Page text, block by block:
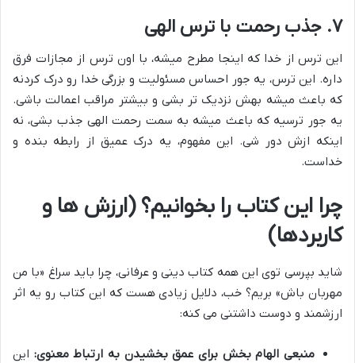
۷. جذب رحمت با ترس الهی
این ترس از خدا که اینجا مطرح میشه، با اون ترس از مجازات فرق
داره. این ترس، یه جور احساس مسئولیت و بزرگی خدا رو درک کردنه
که باعث میشه بهش نزدیک تر بشی و بیشتر مراقب اعمالت باشی.
یه جور ترسیه که باعث میشه به سمت رحمت الهی جذب بشی، نه
اینکه ازش دور شی. این مفهوم، یه درک عمیق از رابطه بنده و
خداست.
چرا این کتاب را بخوانیم؟ (ارزش ها و
کاربردها)
شاید بپرسی توی این همه کتاب دینی و عرفانی، چرا باید سراغ «با من
مهربان باش» بریم؟ خب، دلایل زیادی هست که این کتاب رو یه اثر
ارزشمند و دوست داشتنی می کنه:
منبعی الهام بخش برای عمق بخشیدن به ارتباط معنوی: این